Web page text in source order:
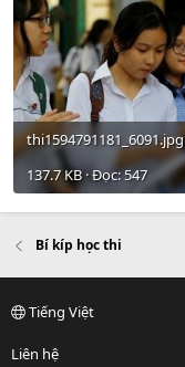
a
t
e
thi1594791181_6091.jpg
137.7 KB · Đọc: 547
Bí kíp học thi
Tiếng Việt
Liên hệ